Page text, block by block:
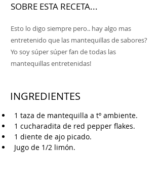
SOBRE ESTA RECETA...
Esto lo digo siempre pero.. hay algo mas
entretenido que las mantequillas de sabores?
Yo soy súper súper fan de todas las
mantequillas entretenidas!
INGREDIENTES
1 taza de mantequilla a tº ambiente.
1 cucharadita de red pepper flakes.
1 diente de ajo picado.
Jugo de 1/2 limón.